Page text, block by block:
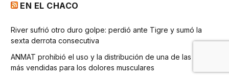
EN EL CHACO
River sufrió otro duro golpe: perdió ante Tigre y sumó la
sexta derrota consecutiva
ANMAT prohibió el uso y la distribución de una de las cremas
más vendidas para los dolores musculares